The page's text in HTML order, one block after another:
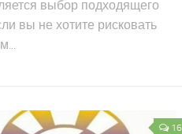
выбор подходящего
вы не хотите рисковать
16